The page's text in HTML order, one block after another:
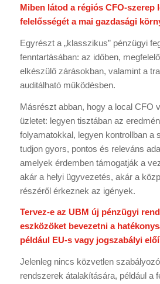
Miben látod a régiós CFO-szerep
felelősségét a mai gazdasági
Egyrészt a „klasszikus” pénzügyi
fenntartásában: az időben,
elkészülő zárásokban, valamint a
auditálható működésben.
Másrészt abban, hogy a local CFO
üzletet: legyen tisztában az
folyamatokkal, legyen kontrollban a
tudjon gyors, pontos és releváns
amelyek érdemben támogatják a
akár a helyi ügyvezetés, akár a
részéről érkeznek az igények.
Tervez-e az UBM új pénzügyi
eszközöket bevezetni a
például EU-s vagy jogszabályi
Jelenleg nincs közvetlen
rendszerek átalakítására, például a